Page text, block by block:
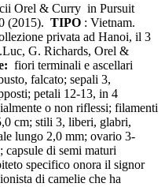
Orel & Curry in Pursuit
(2015). TIPO : Vietnam.
privata ad Hanoi, il 3
G. Richards, Orel &
fiori terminali e ascellari
falcato; sepali 3,
petali 12-13, in 4
o non riflessi; filamenti
cm; stili 3, liberi, glabri,
lungo 2,0 mm; ovario 3-
capsule di semi maturi
specifico onora il signor
di camelie che ha